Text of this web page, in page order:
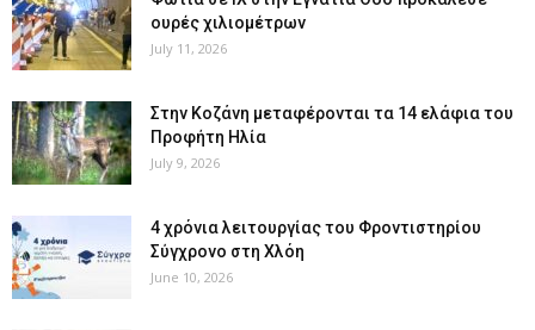
ουρές χιλιομέτρων
July 11, 2026
Στην Κοζάνη μεταφέρονται τα 14 ελάφια του
Προφήτη Ηλία
July 9, 2026
4 χρόνια λειτουργίας του Φροντιστηρίου
Σύγχρονο στη Χλόη
June 10, 2026